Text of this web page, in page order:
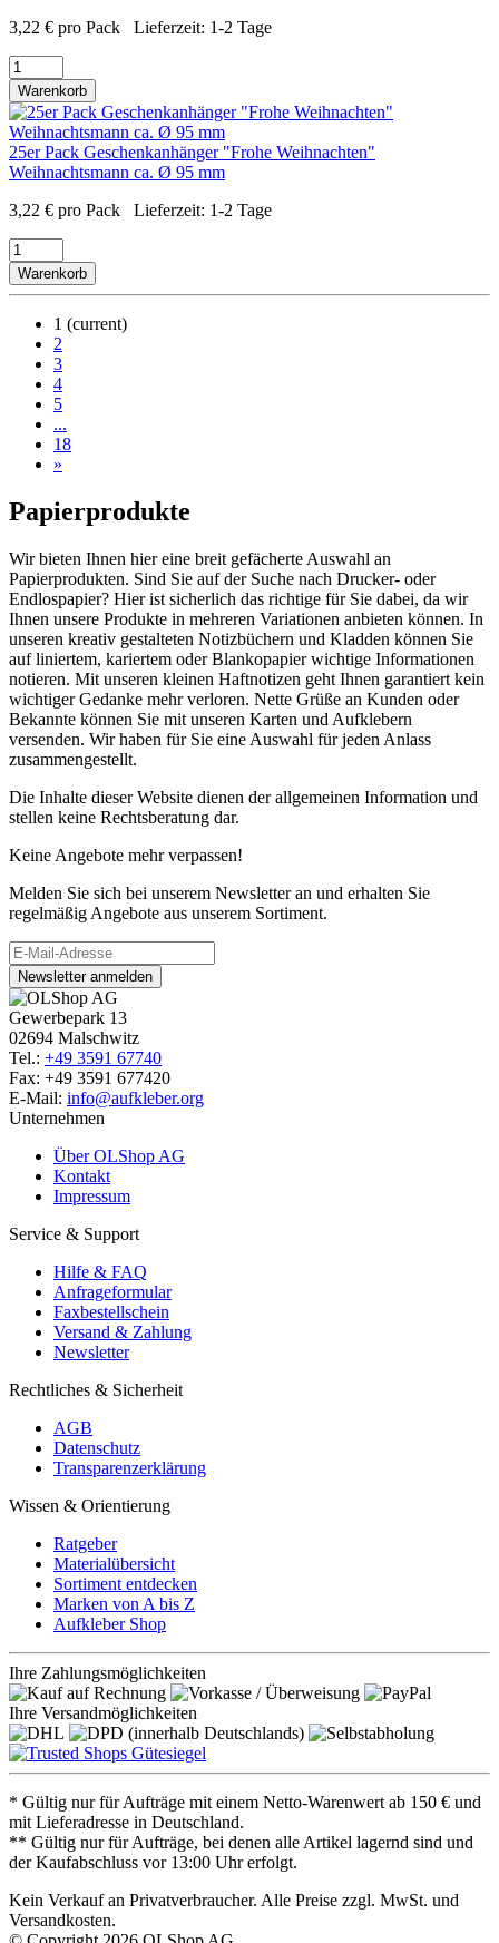
3,22 € pro Pack Lieferzeit: 1-2 Tage
Warenkorb
25er Pack Geschenkanhänger "Frohe Weihnachten"
Weihnachtsmann ca. Ø 95 mm
3,22 € pro Pack Lieferzeit: 1-2 Tage
Warenkorb
1 (current)
2
3
4
5
...
18
»
Papierprodukte
Wir bieten Ihnen hier eine breit gefächerte Auswahl an
Papierprodukten. Sind Sie auf der Suche nach Drucker- oder
Endlospapier? Hier ist sicherlich das richtige für Sie dabei, da wir
Ihnen unsere Produkte in mehreren Variationen anbieten können. In
unseren kreativ gestalteten Notizbüchern und Kladden können Sie
auf liniertem, kariertem oder Blankopapier wichtige Informationen
notieren. Mit unseren kleinen Haftnotizen geht Ihnen garantiert kein
wichtiger Gedanke mehr verloren. Nette Grüße an Kunden oder
Bekannte können Sie mit unseren Karten und Aufklebern
versenden. Wir haben für Sie eine Auswahl für jeden Anlass
zusammengestellt.
Die Inhalte dieser Website dienen der allgemeinen Information und
stellen keine Rechtsberatung dar.
Keine Angebote mehr verpassen!
Melden Sie sich bei unserem Newsletter an und erhalten Sie
regelmäßig Angebote aus unserem Sortiment.
Newsletter anmelden
Gewerbepark 13
02694 Malschwitz
Tel.: +49 3591 67740
Fax: +49 3591 677420
E-Mail: info@aufkleber.org
Unternehmen
Über OLShop AG
Kontakt
Impressum
Service & Support
Hilfe & FAQ
Anfrageformular
Faxbestellschein
Versand & Zahlung
Newsletter
Rechtliches & Sicherheit
AGB
Datenschutz
Transparenzerklärung
Wissen & Orientierung
Ratgeber
Materialübersicht
Sortiment entdecken
Marken von A bis Z
Aufkleber Shop
Ihre Zahlungsmöglichkeiten
Ihre Versandmöglichkeiten
* Gültig nur für Aufträge mit einem Netto-Warenwert ab 150 € und
mit Lieferadresse in Deutschland.
** Gültig nur für Aufträge, bei denen alle Artikel lagernd sind und
der Kaufabschluss vor 13:00 Uhr erfolgt.
Kein Verkauf an Privatverbraucher. Alle Preise zzgl. MwSt. und
Versandkosten.